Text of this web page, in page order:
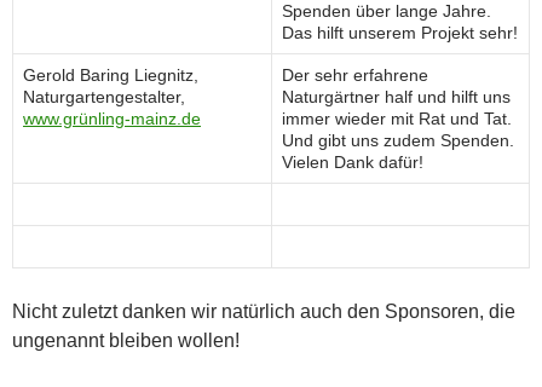
Spenden über lange Jahre.
Das hilft unserem Projekt sehr!
Gerold Baring Liegnitz,
Naturgartengestalter,
www.grünling-mainz.de
Der sehr erfahrene
Naturgärtner half und hilft uns
immer wieder mit Rat und Tat.
Und gibt uns zudem Spenden.
Vielen Dank dafür!
Nicht zuletzt danken wir natürlich auch den Sponsoren, die
ungenannt bleiben wollen!